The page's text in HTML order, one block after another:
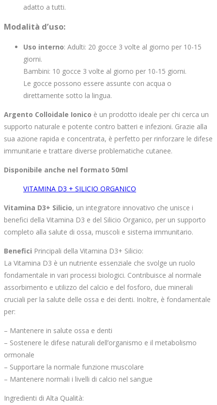
adatto a tutti.
Modalità d’uso:
Uso interno: Adulti: 20 gocce 3 volte al giorno per 10-15
giorni.
Bambini: 10 gocce 3 volte al giorno per 10-15 giorni.
Le gocce possono essere assunte con acqua o
direttamente sotto la lingua.
Argento Colloidale Ionico è un prodotto ideale per chi cerca un
supporto naturale e potente contro batteri e infezioni. Grazie alla
sua azione rapida e concentrata, è perfetto per rinforzare le difese
immunitarie e trattare diverse problematiche cutanee.
Disponibile anche nel formato 50ml
VITAMINA D3 + SILICIO ORGANICO
Vitamina D3+ Silicio, un integratore innovativo che unisce i
benefici della Vitamina D3 e del Silicio Organico, per un supporto
completo alla salute di ossa, muscoli e sistema immunitario.
Benefici Principali della Vitamina D3+ Silicio:
La Vitamina D3 è un nutriente essenziale che svolge un ruolo
fondamentale in vari processi biologici. Contribuisce al normale
assorbimento e utilizzo del calcio e del fosforo, due minerali
cruciali per la salute delle ossa e dei denti. Inoltre, è fondamentale
per:
– Mantenere in salute ossa e denti
– Sostenere le difese naturali dell’organismo e il metabolismo
ormonale
– Supportare la normale funzione muscolare
– Mantenere normali i livelli di calcio nel sangue
Ingredienti di Alta Qualità: